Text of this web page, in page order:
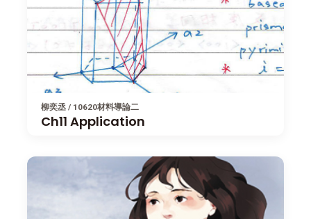
柳奕丞 / 10620材料導論二
Ch11 Application